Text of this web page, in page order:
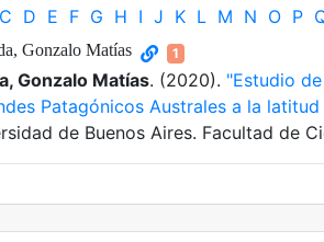
C D E F G H I J K L M N O P
Gonzalo Matías 1
Gonzalo Matías. (2020). "Estudio
Patagónicos Australes a la
de Buenos Aires. Facultad de